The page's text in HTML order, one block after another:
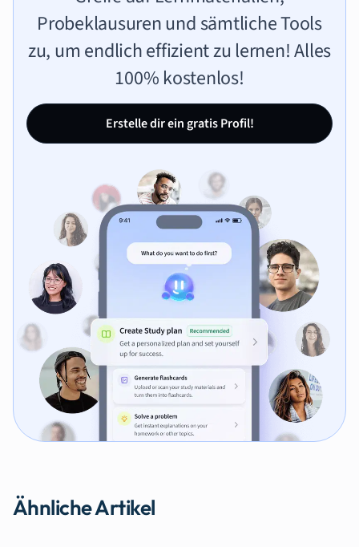
Probeklausuren und sämtliche Tools
zu, um endlich effizient zu lernen! Alles
100% kostenlos!
Erstelle dir ein gratis Profil!
Ähnliche Artikel